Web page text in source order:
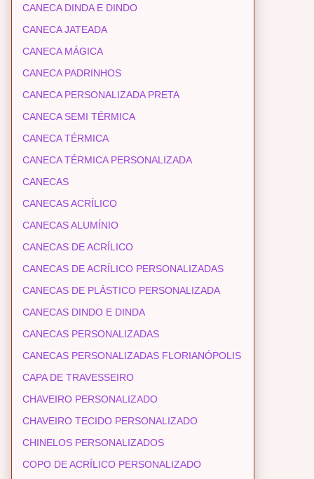
CANECA DINDA E DINDO
CANECA JATEADA
CANECA MÁGICA
CANECA PADRINHOS
CANECA PERSONALIZADA PRETA
CANECA SEMI TÉRMICA
CANECA TÉRMICA
CANECA TÉRMICA PERSONALIZADA
CANECAS
CANECAS ACRÍLICO
CANECAS ALUMÍNIO
CANECAS DE ACRÍLICO
CANECAS DE ACRÍLICO PERSONALIZADAS
CANECAS DE PLÁSTICO PERSONALIZADA
CANECAS DINDO E DINDA
CANECAS PERSONALIZADAS
CANECAS PERSONALIZADAS FLORIANÓPOLIS
CAPA DE TRAVESSEIRO
CHAVEIRO PERSONALIZADO
CHAVEIRO TECIDO PERSONALIZADO
CHINELOS PERSONALIZADOS
COPO DE ACRÍLICO PERSONALIZADO